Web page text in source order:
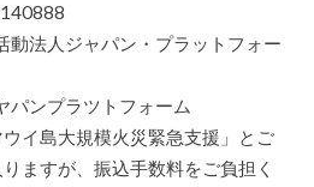
動法人ジャパン・プラットフォー
パンプラツトフォーム
イ島大規模火災緊急支援」とご
ますが、振込手数料をご負担く